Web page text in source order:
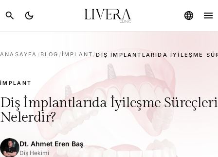
search dark_mode language menu
ANASAYFA / BLOG / İMPLANT /DIŞ İMPLANTLARIDA İYILEŞME
İMPLANT
Diş İmplantlarıda İyileşme Süreçleri
Nelerdir?
Dt. Ahmet Eren Baş
Diş Hekimi